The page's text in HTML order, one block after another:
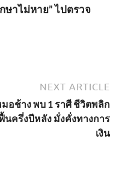
ษาไม่หาย” ไปตรวจ
NEXT ARTICLE
อช้าง พบ 1 ราศี ชีวิตพลิก
นครึ่งปีหลัง มั่งคั่งทางการ
เงิน